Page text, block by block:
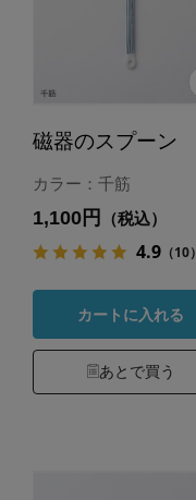
磁器のスプーン
カラー：千筋
1,100円 （税込）
4.9（10）
カートに入れる
あとで買う